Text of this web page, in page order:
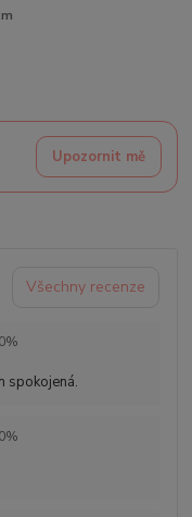
Upozornit mě
Všechny recenze
spokojená.